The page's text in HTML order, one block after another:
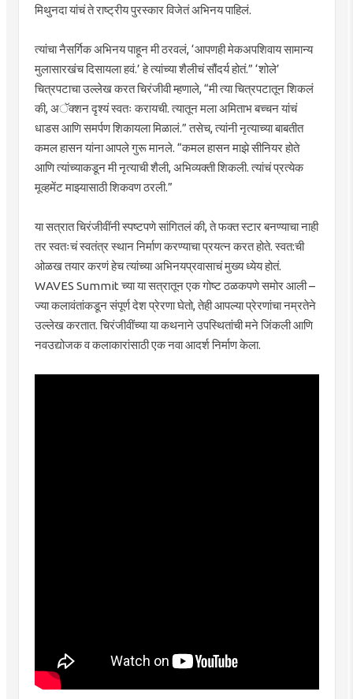
मिथुनदा यांचं ते राष्ट्रीय पुरस्कार विजेतं अभिनय पाहिलं.
त्यांचा नैसर्गिक अभिनय पाहून मी ठरवलं, ‘आपणही मेकअपशिवाय सामान्य
मुलासारखंच दिसायला हवं.’ हे त्यांच्या शैलीचं सौंदर्य होतं.” ‘शोले’
चित्रपटाचा उल्लेख करत चिरंजीवी म्हणाले, “मी त्या चित्रपटातून शिकलं
की, अॅक्शन दृश्यं स्वतः करायची. त्यातून मला अमिताभ बच्चन यांचं
धाडस आणि समर्पण शिकायला मिळालं.” तसेच, त्यांनी नृत्याच्या बाबतीत
कमल हासन यांना आपले गुरू मानले. “कमल हासन माझे सीनियर होते
आणि त्यांच्याकडून मी नृत्याची शैली, अभिव्यक्ती शिकली. त्यांचं प्रत्येक
मूव्हमेंट माझ्यासाठी शिकवण ठरली.”
या सत्रात चिरंजीवींनी स्पष्टपणे सांगितलं की, ते फक्त स्टार बनण्याचा नाही
तर स्वतःचं स्वतंत्र स्थान निर्माण करण्याचा प्रयत्न करत होते. स्वत:ची
ओळख तयार करणं हेच त्यांच्या अभिनयप्रवासाचं मुख्य ध्येय होतं.
WAVES Summit च्या या सत्रातून एक गोष्ट ठळकपणे समोर आली –
ज्या कलावंतांकडून संपूर्ण देश प्रेरणा घेतो, तेही आपल्या प्रेरणांचा नम्रतेने
उल्लेख करतात. चिरंजीवींच्या या कथनाने उपस्थितांची मने जिंकली आणि
नवउद्योजक व कलाकारांसाठी एक नवा आदर्श निर्माण केला.